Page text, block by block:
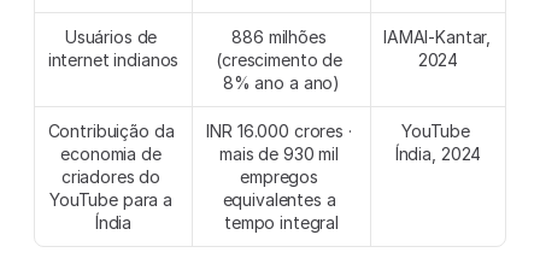
Usuários de
internet indianos
886 milhões
(crescimento de
8% ano a ano)
IAMAI-Kantar,
2024
Contribuição da
economia de
criadores do
YouTube para a
Índia
INR 16.000 crores ·
mais de 930 mil
empregos
equivalentes a
tempo integral
YouTube
Índia, 2024